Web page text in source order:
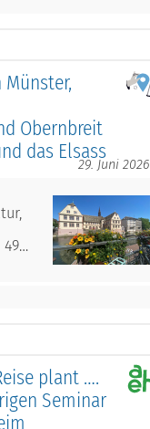
Obernbreit
das Elsass
29. Juni 2026
plant ….
Seminar